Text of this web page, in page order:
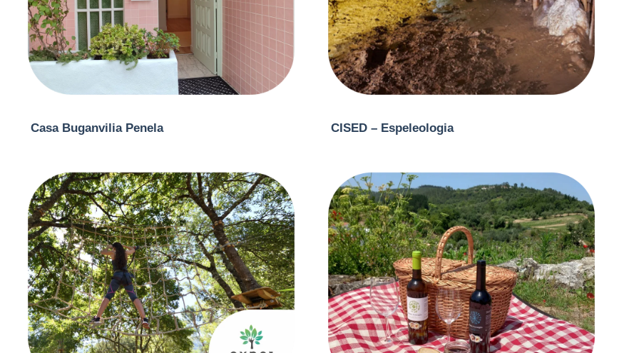
Casa Buganvilia Penela CISED – Espeleologia